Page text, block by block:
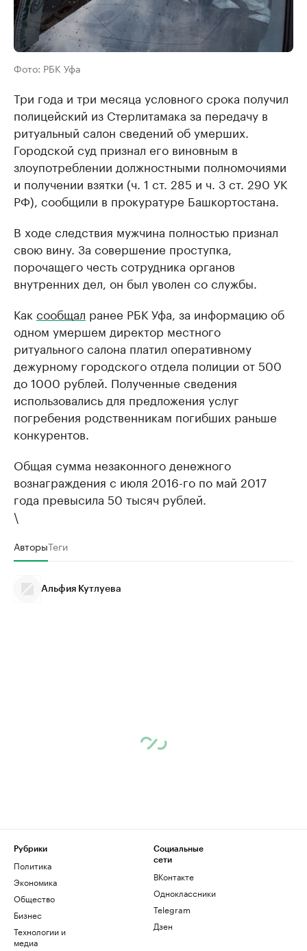
Фото: РБК Уфа
Три года и три месяца условного срока получил
полицейский из Стерлитамака за передачу в
ритуальный салон сведений об умерших.
Городской суд признал его виновным в
злоупотреблении должностными полномочиями
и получении взятки (ч. 1 ст. 285 и ч. 3 ст. 290 УК
РФ), сообщили в прокуратуре Башкортостана.
В ходе следствия мужчина полностью признал
свою вину. За совершение проступка,
порочащего честь сотрудника органов
внутренних дел, он был уволен со службы.
Как сообщал ранее РБК Уфа, за информацию об
одном умершем директор местного
ритуального салона платил оперативному
дежурному городского отдела полиции от 500
до 1000 рублей. Полученные сведения
использовались для предложения услуг
погребения родственникам погибших раньше
конкурентов.
Общая сумма незаконного денежного
вознаграждения с июля 2016-го по май 2017
года превысила 50 тысяч рублей.
\
АвторыТеги
Альфия Кутлуева
Рубрики
Политика
Экономика
Общество
Бизнес
Технологии и
медиа
Социальные
сети
ВКонтакте
Одноклассники
Telegram
Дзен